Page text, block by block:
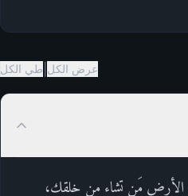
عرض الكل طي الكل
في الأرض مَن تشاء مِن خلقك،